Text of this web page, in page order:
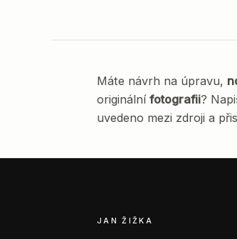
Máte návrh na úpravu,
originální fotografii?
uvedeno mezi zdroji a
JAN ŽIŽKA